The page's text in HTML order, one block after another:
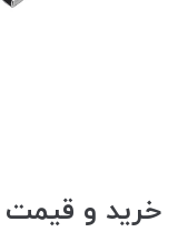
خرید و قیمت